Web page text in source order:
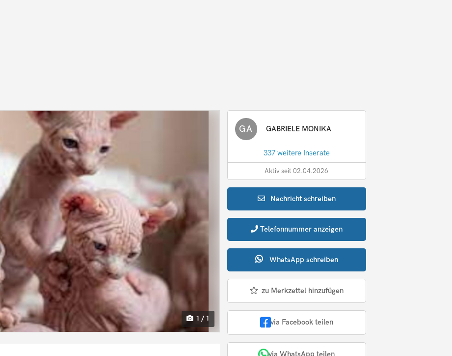
1 / 1
GA GABRIELE MONIKA
337 weitere Inserate
Aktiv seit 02.04.2026
Nachrichtschreiben
Telefonnummer anzeigen
WhatsApp schreiben
zu Merkzettel hinzufügen
via Facebook teilen
via WhatsApp teilen